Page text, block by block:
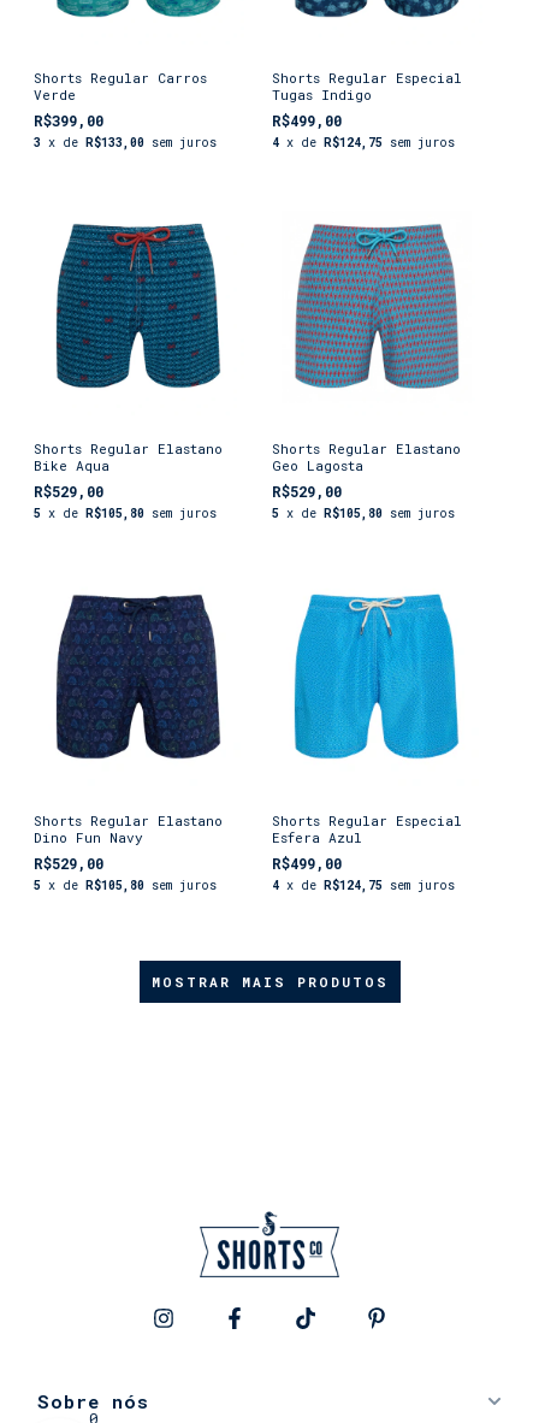
Shorts Regular Carros
Verde
R$399,00
3 x de R$133,00 sem juros
Shorts Regular Especial
Tugas Indigo
R$499,00
4 x de R$124,75 sem juros
Shorts Regular Elastano
Bike Aqua
R$529,00
5 x de R$105,80 sem juros
Shorts Regular Elastano
Geo Lagosta
R$529,00
5 x de R$105,80 sem juros
Shorts Regular Elastano
Dino Fun Navy
R$529,00
5 x de R$105,80 sem juros
Shorts Regular Especial
Esfera Azul
R$499,00
4 x de R$124,75 sem juros
MOSTRAR MAIS PRODUTOS
Sobre nós
0